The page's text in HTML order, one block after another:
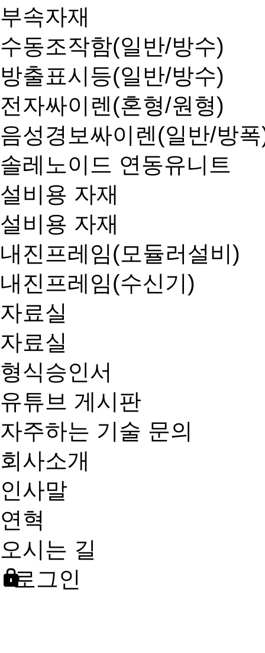
부속자재
수동조작함(일반/방수)
방출표시등(일반/방수)
전자싸이렌(혼형/원형)
음성경보싸이렌(일반/방
솔레노이드 연동유니트
설비용 자재
설비용 자재
내진프레임(모듈러설비)
내진프레임(수신기)
자료실
자료실
형식승인서
유튜브 게시판
자주하는 기술 문의
회사소개
인사말
연혁
오시는 길
로그인